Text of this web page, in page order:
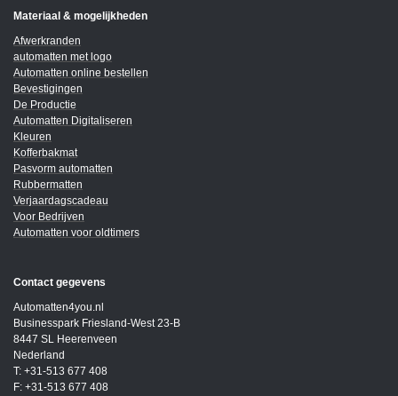
Materiaal & mogelijkheden
Afwerkranden
automatten met logo
Automatten online bestellen
Bevestigingen
De Productie
Automatten Digitaliseren
Kleuren
Kofferbakmat
Pasvorm automatten
Rubbermatten
Verjaardagscadeau
Voor Bedrijven
Automatten voor oldtimers
Contact gegevens
Automatten4you.nl
Businesspark Friesland-West 23-B
8447 SL Heerenveen
Nederland
T: +31-513 677 408
F: +31-513 677 408